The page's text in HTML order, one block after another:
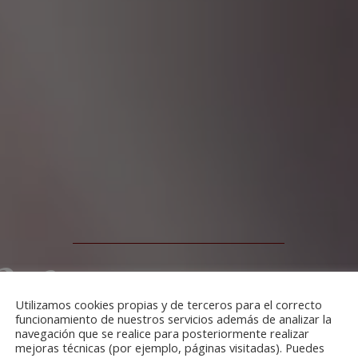
que
Utilizamos cookies propias y de terceros para el correcto
funcionamiento de nuestros servicios además de analizar la
navegación que se realice para posteriormente realizar
mejoras técnicas (por ejemplo, páginas visitadas). Puedes